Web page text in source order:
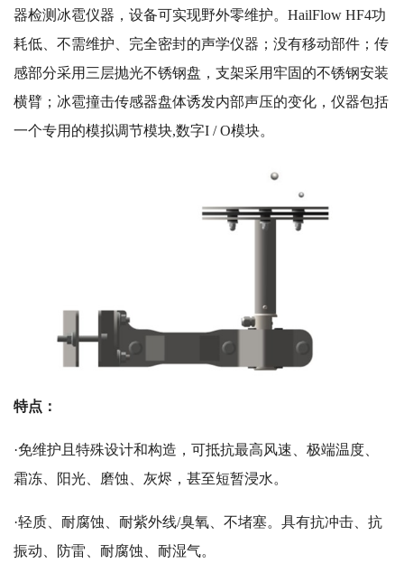
器检测冰雹仪器，设备可实现野外零维护。HailFlow HF4功
耗低、不需维护、完全密封的声学仪器；没有移动部件；传
感部分采用三层抛光不锈钢盘，支架采用牢固的不锈钢安装
横臂；冰雹撞击传感器盘体诱发内部声压的变化，仪器包括
一个专用的模拟调节模块,数字I / O模块。
特点：
·免维护且特殊设计和构造，可抵抗最高风速、极端温度、
霜冻、阳光、磨蚀、灰烬，甚至短暂浸水。
·轻质、耐腐蚀、耐紫外线/臭氧、不堵塞。具有抗冲击、抗
振动、防雷、耐腐蚀、耐湿气。